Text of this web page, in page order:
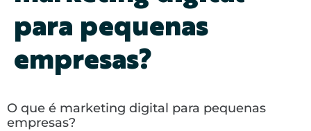
para pequenas
empresas?
O que é marketing digital para pequenas
empresas?